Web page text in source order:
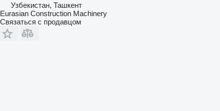
Узбекистан, Ташкент
Eurasian Construction Machinery
Связаться с продавцом